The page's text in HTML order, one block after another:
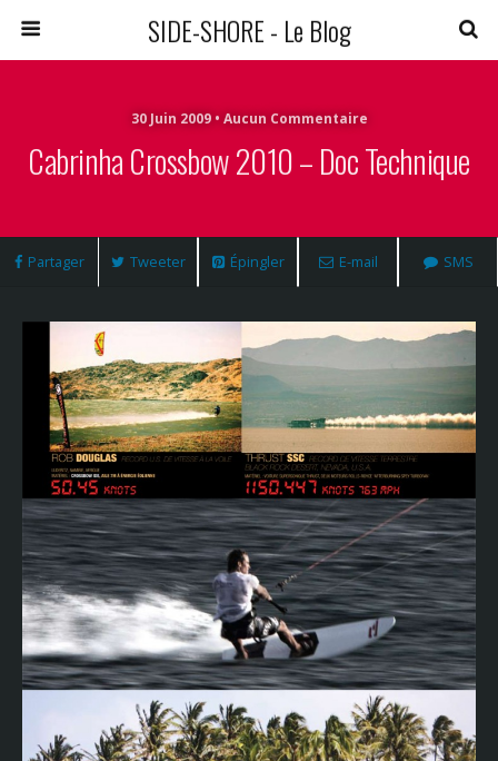
SIDE-SHORE - Le Blog
30 Juin 2009 • Aucun Commentaire
Cabrinha Crossbow 2010 – Doc Technique
Partager Tweeter Épingler E-mail SMS